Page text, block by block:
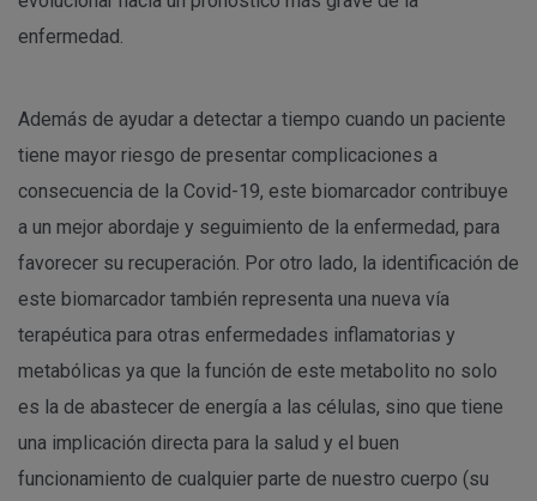
enfermedad.
Además de ayudar a detectar a tiempo cuando un paciente
tiene mayor riesgo de presentar complicaciones a
consecuencia de la Covid-19, este biomarcador contribuye
a un mejor abordaje y seguimiento de la enfermedad, para
favorecer su recuperación. Por otro lado, la identificación de
este biomarcador también representa una nueva vía
terapéutica para otras enfermedades inflamatorias y
metabólicas ya que la función de este metabolito no solo
es la de abastecer de energía a las células, sino que tiene
una implicación directa para la salud y el buen
funcionamiento de cualquier parte de nuestro cuerpo (su